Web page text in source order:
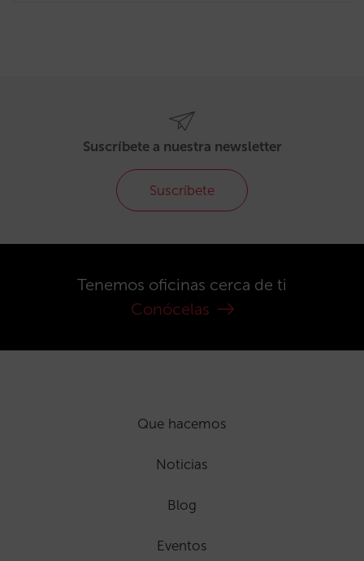
Suscríbete a nuestra newsletter
Suscríbete
Tenemos oficinas cerca de ti
Conócelas
Que hacemos
Noticias
Blog
Eventos